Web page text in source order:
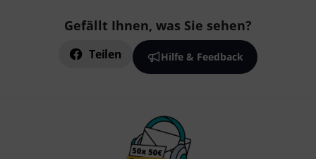
Gefällt Ihnen, was Sie sehen?
Teilen Hilfe & Feedback